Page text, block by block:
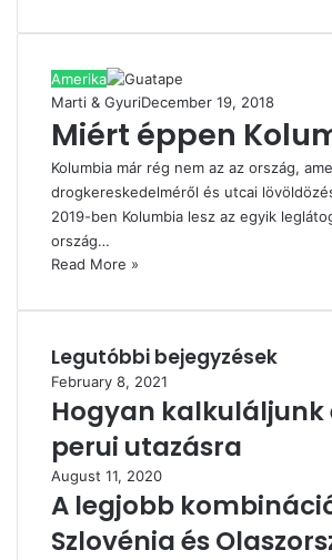
Amerika
Marti & GyuriDecember 19, 2018
Miért éppen
Kolumbia már rég nem az az ország,
drogkereskedelméről és utcai
2019-ben Kolumbia lesz az egyik
ország…
Read More »
Legutóbbi bejegyzések
February 8, 2021
Hogyan kalkuláljunk
perui utazásra
August 11, 2020
A legjobb
Szlovénia és